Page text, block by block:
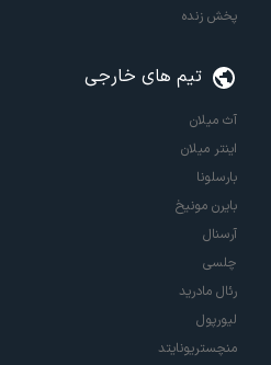
پخش زنده
تیم های خارجی
آث میلان
اینتر میلان
بارسلونا
بایرن مونیخ
آرسنال
چلسی
رئال مادرید
لیورپول
منچستریونایتد